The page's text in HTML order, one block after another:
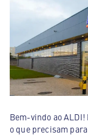
Bem-vindo ao
o que precisam